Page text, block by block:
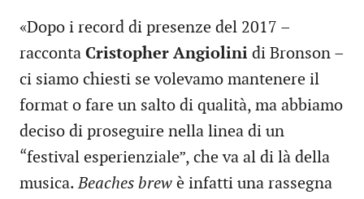
«Dopo i record di presenze del 2017 –
racconta Cristopher Angiolini di Bronson –
ci siamo chiesti se volevamo mantenere il
format o fare un salto di qualità, ma abbiamo
deciso di proseguire nella linea di un
“festival esperienziale”, che va al di là della
musica.Beaches brew è infatti una rassegna